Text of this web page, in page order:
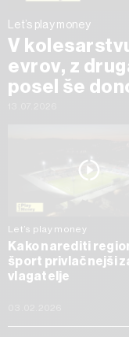
Let’s play money
V
evrov, z
posel še
Let’s play money
Kako narediti
šport privlačnejši
vlagatelje